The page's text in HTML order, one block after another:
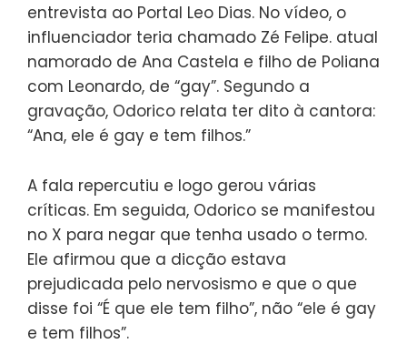
entrevista ao Portal Leo Dias. No vídeo, o
influenciador teria chamado Zé Felipe. atual
namorado de Ana Castela e filho de Poliana
com Leonardo, de “gay”. Segundo a
gravação, Odorico relata ter dito à cantora:
“Ana, ele é gay e tem filhos.”
A fala repercutiu e logo gerou várias
críticas. Em seguida, Odorico se manifestou
no X para negar que tenha usado o termo.
Ele afirmou que a dicção estava
prejudicada pelo nervosismo e que o que
disse foi “É que ele tem filho”, não “ele é gay
e tem filhos”.